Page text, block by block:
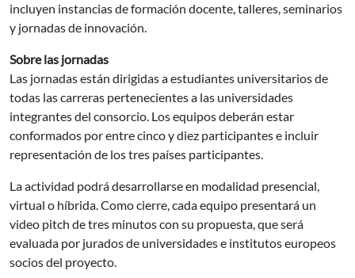
incluyen instancias de formación docente, talleres, seminarios
y jornadas de innovación.
Sobre las jornadas
Las jornadas están dirigidas a estudiantes universitarios de
todas las carreras pertenecientes a las universidades
integrantes del consorcio. Los equipos deberán estar
conformados por entre cinco y diez participantes e incluir
representación de los tres países participantes.
La actividad podrá desarrollarse en modalidad presencial,
virtual o híbrida. Como cierre, cada equipo presentará un
video pitch de tres minutos con su propuesta, que será
evaluada por jurados de universidades e institutos europeos
socios del proyecto.